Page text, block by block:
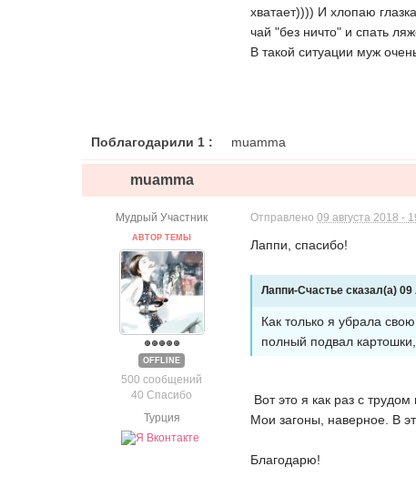
хватает)))) И хлопаю
чай "без ничто" и спать
В такой ситуации муж
Поблагодарили 1 : muamma
muamma
Мудрый Участник
АВТОР ТЕМЫ
OFFLINE
500 сообщений
40 Спасибо
Турция
Отправлено09 августа 2018 -
Лаппи, спасибо!
Лаппи-Счастье сказал(а) 09
Как только я убрала
полный подвал
Вот это я как раз с трудом
Мои загоны, наверное. В
Благодарю!